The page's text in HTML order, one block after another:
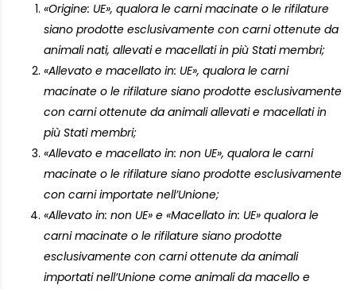
«Origine: UE», qualora le carni macinate o le rifilature
siano prodotte esclusivamente con carni ottenute da
animali nati, allevati e macellati in più Stati membri;
«Allevato e macellato in: UE», qualora le carni
macinate o le rifilature siano prodotte esclusivamente
con carni ottenute da animali allevati e macellati in
più Stati membri;
«Allevato e macellato in: non UE», qualora le carni
macinate o le rifilature siano prodotte esclusivamente
con carni importate nell’Unione;
«Allevato in: non UE» e «Macellato in: UE» qualora le
carni macinate o le rifilature siano prodotte
esclusivamente con carni ottenute da animali
importati nell’Unione come animali da macello e